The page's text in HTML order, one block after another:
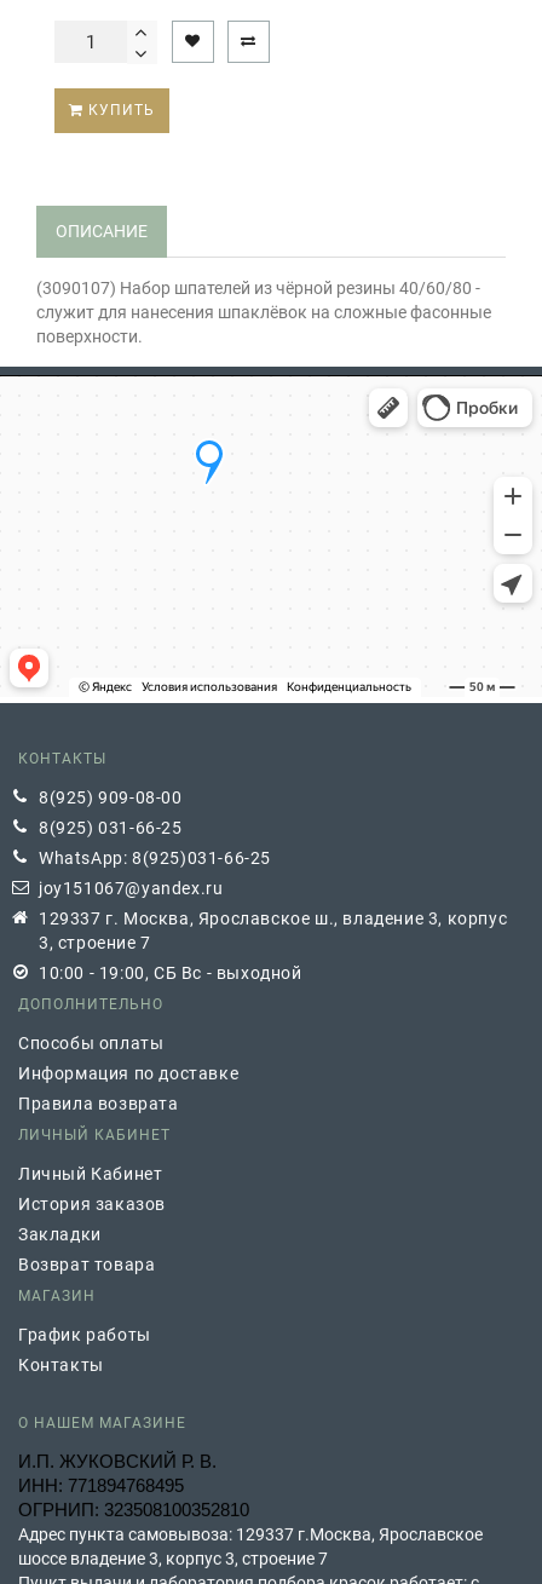
КУПИТЬ
ОПИСАНИЕ
(3090107) Набор шпателей из чёрной резины 40/60/80 -
служит для нанесения шпаклёвок на сложные фасонные
поверхности.
КОНТАКТЫ
8(925) 909-08-00
8(925) 031-66-25
WhatsApp: 8(925)031-66-25
joy151067@yandex.ru
129337 г. Москва, Ярославское ш., владение 3, корпус
3, строение 7
10:00 - 19:00, СБ Вс - выходной
ДОПОЛНИТЕЛЬНО
Способы оплаты
Информация по доставке
Правила возврата
ЛИЧНЫЙ КАБИНЕТ
Личный Кабинет
История заказов
Закладки
Возврат товара
МАГАЗИН
График работы
Контакты
О НАШЕМ МАГАЗИНЕ
И.П. ЖУКОВСКИЙ Р. В.
ИНН: 771894768495
ОГРНИП: 323508100352810
Адрес пункта самовывоза: 129337 г.Москва, Ярославское
шоссе владение 3, корпус 3, строение 7